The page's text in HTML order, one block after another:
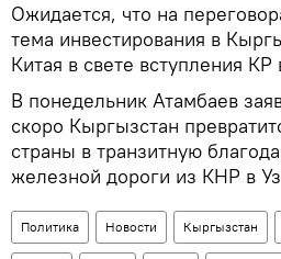
Ожидается, что на
тема инвестирования в
Китая в свете вступления
В понедельник Атамбаев
скоро Кыргызстан
страны в транзитную
железной дороги из КНР в
Политика Новости Кыргызстан